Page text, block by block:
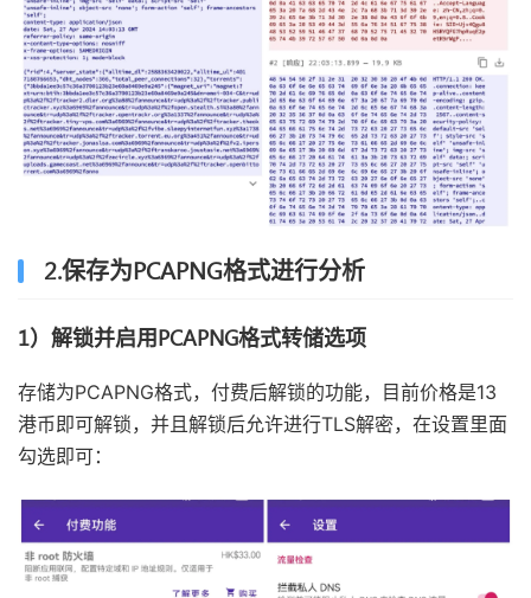
2.保存为PCAPNG格式进行分析
1）解锁并启用PCAPNG格式转储选项
存储为PCAPNG格式，付费后解锁的功能，目前价格是13
港币即可解锁，并且解锁后允许进行TLS解密，在设置里面
勾选即可：